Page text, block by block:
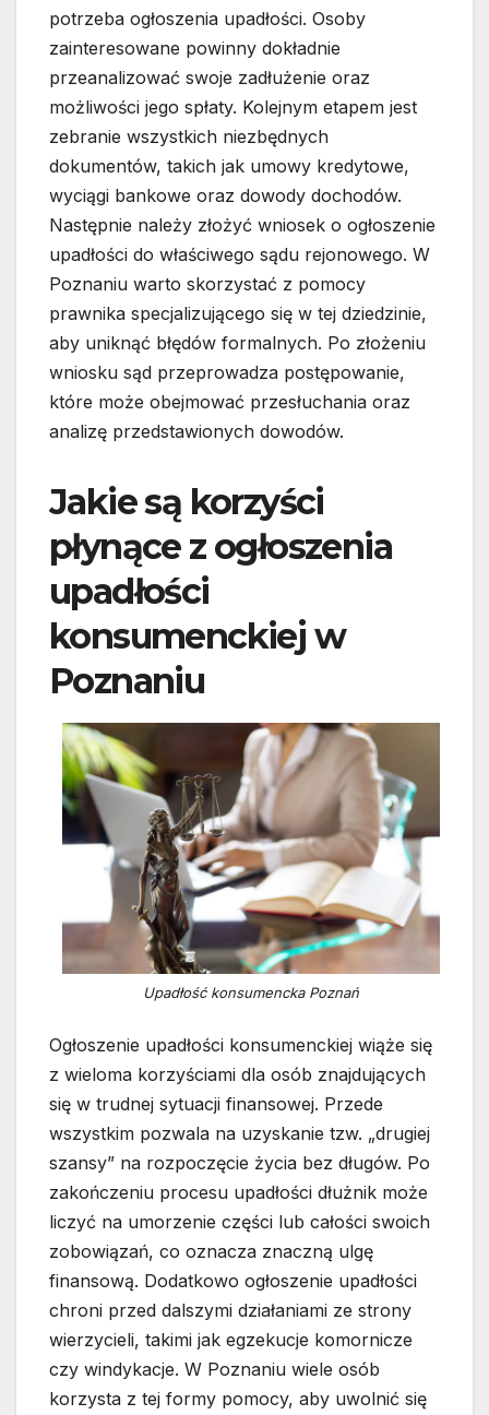
potrzeba ogłoszenia upadłości. Osoby
zainteresowane powinny dokładnie
przeanalizować swoje zadłużenie oraz
możliwości jego spłaty. Kolejnym etapem jest
zebranie wszystkich niezbędnych
dokumentów, takich jak umowy kredytowe,
wyciągi bankowe oraz dowody dochodów.
Następnie należy złożyć wniosek o ogłoszenie
upadłości do właściwego sądu rejonowego. W
Poznaniu warto skorzystać z pomocy
prawnika specjalizującego się w tej dziedzinie,
aby uniknąć błędów formalnych. Po złożeniu
wniosku sąd przeprowadza postępowanie,
które może obejmować przesłuchania oraz
analizę przedstawionych dowodów.
Jakie są korzyści
płynące z ogłoszenia
upadłości
konsumenckiej w
Poznaniu
Upadłość konsumencka Poznań
Ogłoszenie upadłości konsumenckiej wiąże się
z wieloma korzyściami dla osób znajdujących
się w trudnej sytuacji finansowej. Przede
wszystkim pozwala na uzyskanie tzw. „drugiej
szansy” na rozpoczęcie życia bez długów. Po
zakończeniu procesu upadłości dłużnik może
liczyć na umorzenie części lub całości swoich
zobowiązań, co oznacza znaczną ulgę
finansową. Dodatkowo ogłoszenie upadłości
chroni przed dalszymi działaniami ze strony
wierzycieli, takimi jak egzekucje komornicze
czy windykacje. W Poznaniu wiele osób
korzysta z tej formy pomocy, aby uwolnić się